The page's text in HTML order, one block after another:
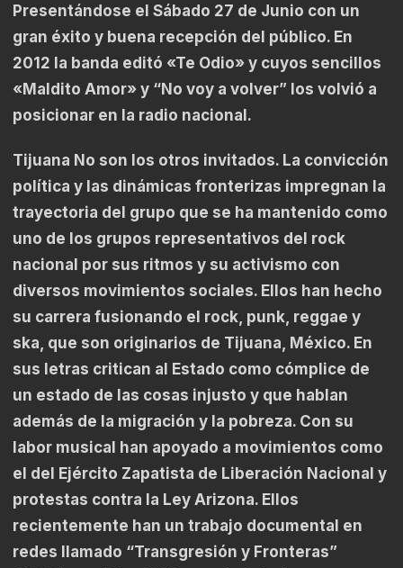
Presentándose el Sábado 27 de Junio con un
gran éxito y buena recepción del público. En
2012 la banda editó «Te Odio» y cuyos sencillos
«Maldito Amor» y “No voy a volver” los volvió a
posicionar en la radio nacional.
Tijuana No son los otros invitados. La convicción
política y las dinámicas fronterizas impregnan la
trayectoria del grupo que se ha mantenido como
uno de los grupos representativos del rock
nacional por sus ritmos y su activismo con
diversos movimientos sociales. Ellos han hecho
su carrera fusionando el rock, punk, reggae y
ska, que son originarios de Tijuana, México. En
sus letras critican al Estado como cómplice de
un estado de las cosas injusto y que hablan
además de la migración y la pobreza. Con su
labor musical han apoyado a movimientos como
el del Ejército Zapatista de Liberación Nacional y
protestas contra la Ley Arizona. Ellos
recientemente han un trabajo documental en
redes llamado “Transgresión y Fronteras”